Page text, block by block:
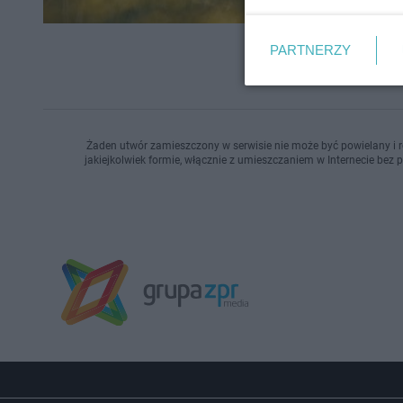
Żaden utwór zamieszczony w serwisie nie może być powielany
jakiejkolwiek formie, włącznie z umieszczaniem w Internecie
PARTNERZY